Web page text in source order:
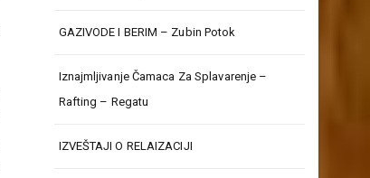
GAZIVODE I BERIM – Zubin Potok
Iznajmljivanje Čamaca Za Splavarenje –
Rafting – Regatu
IZVEŠTAJI O RELAIZACIJI